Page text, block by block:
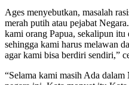
Ages menyebutkan, masalah
merah putih atau pejabat
kami orang Papua, sekalipun
sehingga kami harus melawan
agar kami bisa berdiri sendiri,”
“Selama kami masih Ada